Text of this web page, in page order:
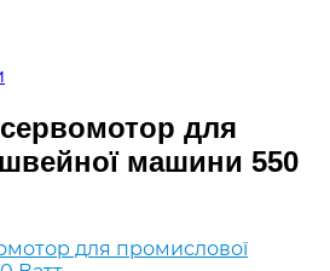
для
машини 550